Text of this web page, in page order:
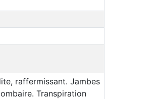
raffermissant. Jambes
Transpiration